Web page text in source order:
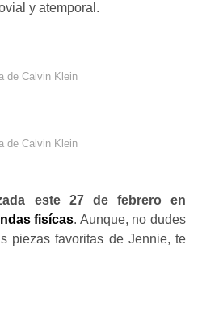
y atemporal.
de Calvin Klein
de Calvin Klein
este 27 de febrero en
fisícas. Aunque, no dudes
piezas favoritas de Jennie, te